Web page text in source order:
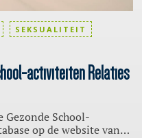
activiteiten Relaties
Gezonde School-
op de website van
SEKSUALITEIT